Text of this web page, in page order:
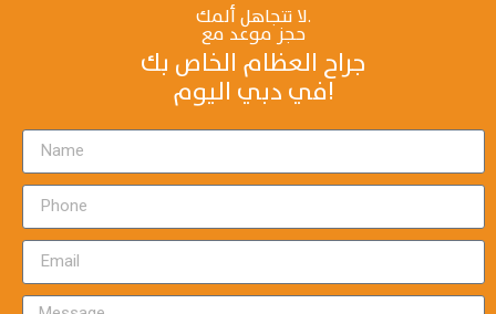
لا تتجاهل ألمك.
حجز موعد مع
جراح العظام الخاص بك
في دبي اليوم!